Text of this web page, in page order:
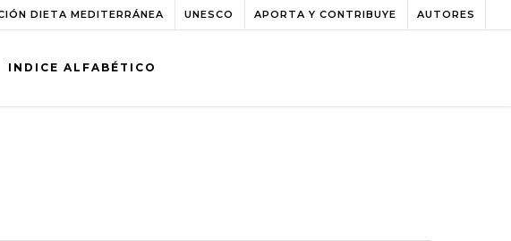
DIETA MEDITERRÁNEA UNESCO APORTA Y CONTRIBUYE AUTORES
INDICE ALFABÉTICO